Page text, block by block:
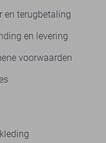
en terugbetaling
en levering
voorwaarden